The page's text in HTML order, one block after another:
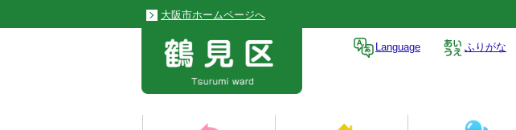
大阪市ホームページへ
Language ふりがな